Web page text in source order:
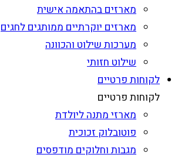
מארזים בהתאמה אישית
מארזים יוקרתיים ממותגים לחגים
מערכות שילוט והכוונה
שילוט חזותי
לקוחות פרטיים
לקוחות פרטיים
מארזי מתנה ליולדת
פוטובלוק זכוכית
מגבות וחלוקים מודפסים